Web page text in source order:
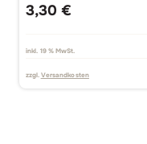
3,30 €
inkl. 19 % MwSt.
zzgl. Versandkosten